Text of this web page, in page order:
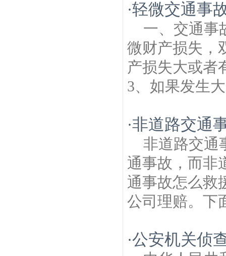
·轻微交通事
一、交通事
微财产损失，
产损失大或者
3、如果发生
·非道路交通
非道路交通
通事故，而非
通事故怎么救
公司理赔。下
·公安机关侦